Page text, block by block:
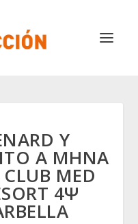
Y
A MHNA
MED
4Ψ